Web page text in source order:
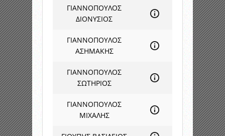
ΓΙΑΝΝΟΠΟΥΛΟΣ
ΔΙΟΝΥΣΙΟΣ
ΓΙΑΝΝΟΠΟΥΛΟΣ
ΑΣΗΜΑΚΗΣ
ΓΙΑΝΝΟΠΟΥΛΟΣ
ΣΩΤΗΡΙΟΣ
ΓΙΑΝΝΟΠΟΥΛΟΣ
ΜΙΧΑΛΗΣ